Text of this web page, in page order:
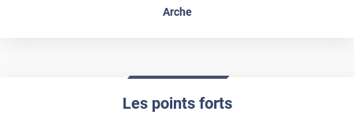
Arche
Les points forts